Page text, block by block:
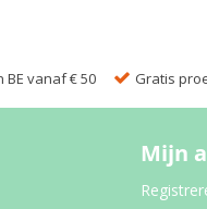
vanaf € 50 Gratis
Mijn